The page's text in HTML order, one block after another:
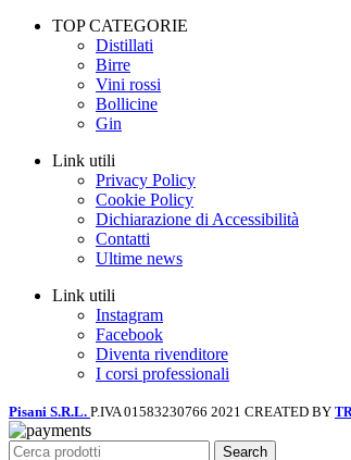
TOP CATEGORIE
Distillati
Birre
Vini rossi
Bollicine
Gin
Link utili
Privacy Policy
Cookie Policy
Dichiarazione di Accessibilità
Contatti
Ultime news
Link utili
Instagram
Facebook
Diventa rivenditore
I corsi professionali
Pisani S.R.L. P.IVA 01583230766 2021 CREATED BY
Search